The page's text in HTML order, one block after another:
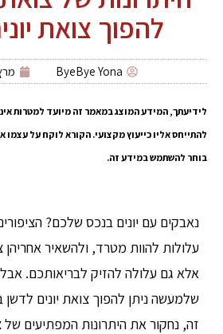
להפוך צואת
ByeBye Yona מרץ 25,
לידיעתך, המידע המוצג במאמר זה מיועד למטרות
להתייחס אליו כייעוץ מקצועי. הקורא לוקח על עצמו
בוחר להשתמש במידע זה.
נאבקים עם יונים בנכס שלכם?
עלולות להוות מטרד, ולהשאיר
אלא גם עלולה להזיק לבריאותכם.
שלמעשה ניתן להפוך צואת יונים
זה, נחקור את היתרונות המפתיעים של